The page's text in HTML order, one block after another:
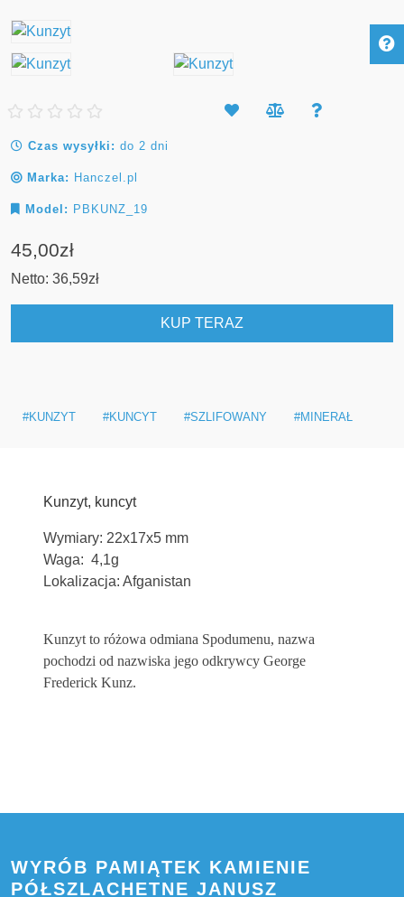
Czas wysyłki: do 2 dni
Marka: Hanczel.pl
Model: PBKUNZ_19
45,00zł
Netto: 36,59zł
KUP TERAZ
#KUNZYT #KUNCYT #SZLIFOWANY #MINERAŁ
Kunzyt, kuncyt
Wymiary: 22x17x5 mm
Waga: 4,1g
Lokalizacja: Afganistan
Kunzyt to różowa odmiana Spodumenu, nazwa
pochodzi od nazwiska jego odkrywcy George
Frederick Kunz.
WYRÓB PAMIĄTEK KAMIENIE
PÓŁSZLACHETNE JANUSZ